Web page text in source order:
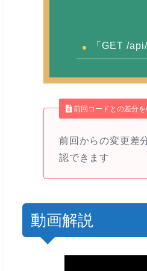
「GET /
前回コードとの差分
前回からの変更差
認できます
動画解説